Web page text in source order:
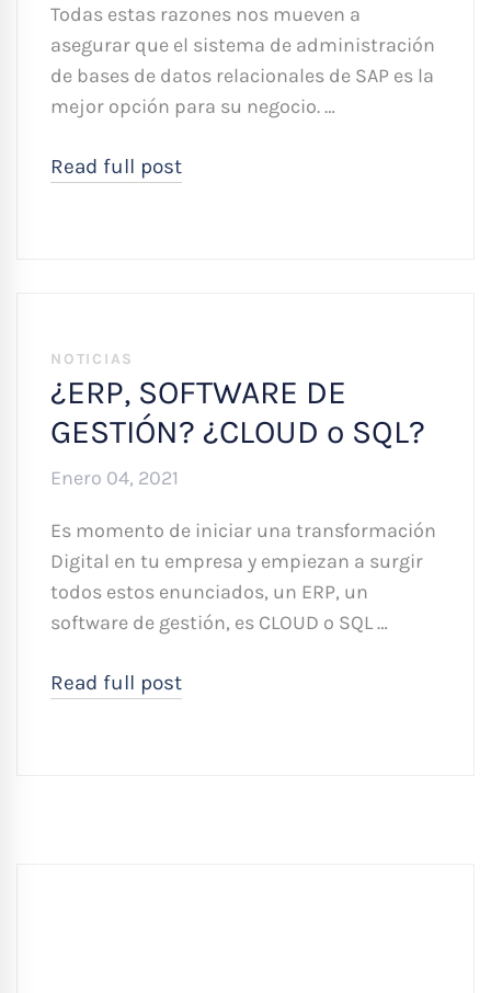
Todas estas razones nos mueven a
asegurar que el sistema de administración
de bases de datos relacionales de SAP es la
mejor opción para su negocio. …
Read full post
NOTICIAS
¿ERP, SOFTWARE DE
GESTIÓN? ¿CLOUD o SQL?
Enero 04, 2021
Es momento de iniciar una transformación
Digital en tu empresa y empiezan a surgir
todos estos enunciados, un ERP, un
software de gestión, es CLOUD o SQL …
Read full post